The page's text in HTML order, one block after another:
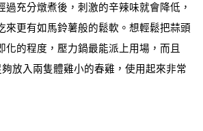
過充分燉煮後，刺激的辛辣味就會降低，
來更有如馬鈴薯般的鬆軟。想輕鬆把蒜頭
化的程度，壓力鍋最能派上用場，而且
放入兩隻體雞小的春雞，使用起來非常